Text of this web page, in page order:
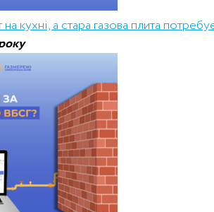
кухні, а стара газова плита